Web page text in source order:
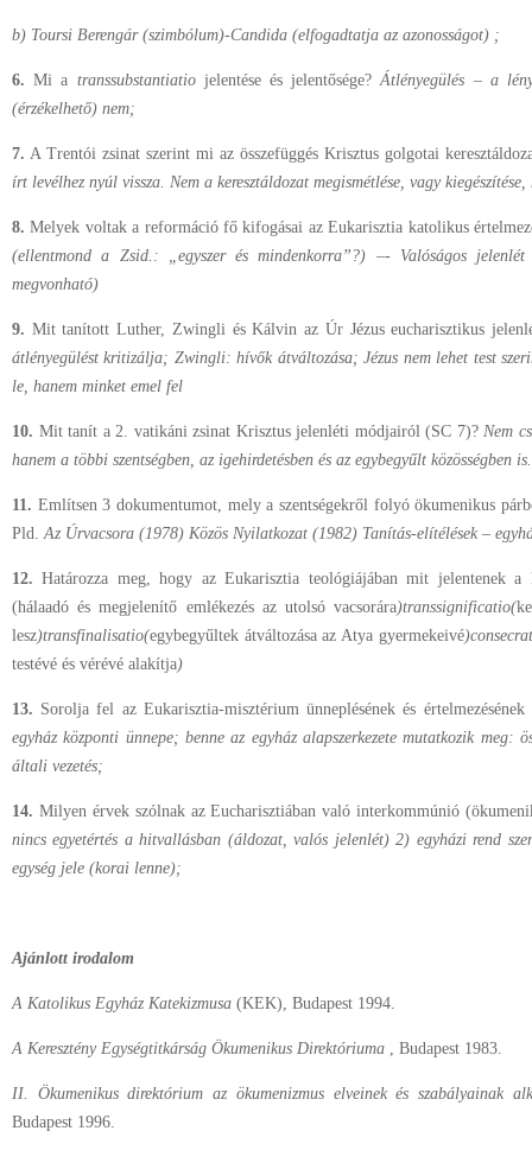
b) Toursi Berengár (szimbólum)-Candida (elfogadtatja az azonosságot) ;
6. Mi a transsubstantiatiojelentése és jelentősége?Átlényegülés – a
(érzékelhető) nem;
7. A Trentói zsinat szerint mi az összefüggés Krisztus golgotai
írt levélhez nyúl vissza. Nem a keresztáldozat megismétlése, vagy
8. Melyek voltak a reformáció fő kifogásai az Eukarisztia katolikus
(ellentmond a Zsid.: „egyszer és mindenkorra”?) –- Valóságos
megvonható)
9. Mit tanított Luther, Zwingli és Kálvin az Úr Jézus eucharisztikus
átlényegülést kritizálja; Zwingli: hívők átváltozása; Jézus nem lehet test
le, hanem minket emel fel
10. Mit tanít a 2. vatikáni zsinat Krisztus jelenléti módjairól (SC 7)?Nem
hanem a többi szentségben, az igehirdetésben és az egybegyűlt közösségben is.
11. Említsen 3 dokumentumot, mely a szentségekről folyó ökumenikus
Pld.Az Úrvacsora (1978) Közös Nyilatkozat (1982) Tanítás-elítélések –
12. Határozza meg, hogy az Eukarisztia teológiájában mit jelentenek
(hálaadó és megjelenítő emlékezés az utolsó vacsorára)transsignificatio(
lesz)transfinalisatio(egybegyűltek átváltozása az Atya gyermekeivé)
testévé és vérévé alakítja)
13. Sorolja fel az Eukarisztia-misztérium ünneplésének és
egyház központi ünnepe; benne az egyház alapszerkezete mutatkozik meg:
általi vezetés;
14. Milyen érvek szólnak az Eucharisztiában való interkommúnió
nincs egyetértés a hitvallásban (áldozat, valós jelenlét) 2) egyházi rend
egység jele (korai lenne);
Ajánlott irodalom
A Katolikus Egyház Katekizmusa (KEK), Budapest 1994.
A Keresztény Egységtitkárság Ökumenikus Direktóriuma , Budapest 1983.
II. Ökumenikus direktórium az ökumenizmus elveinek és szabályainak
Budapest 1996.